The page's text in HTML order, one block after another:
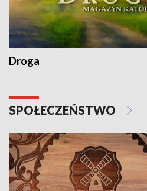
Droga
SPOŁECZEŃSTWO